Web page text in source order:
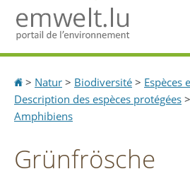
Accueil
> Natur > Biodiversité > Espèces
Description des espèces protégées >
Amphibiens
Grünfrösche